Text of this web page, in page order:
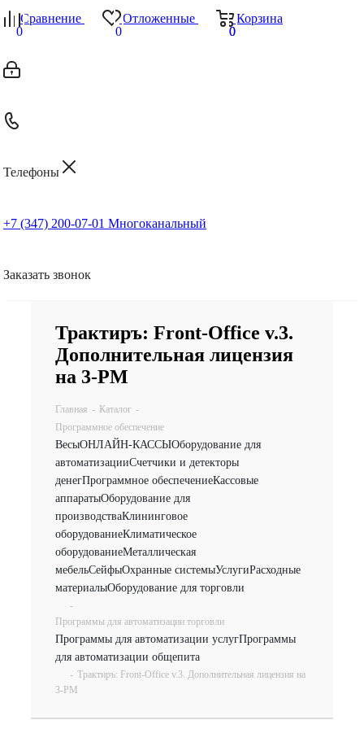
Сравнение
0
Отложенные
0
Корзина
0
0
Телефоны
+7 (347) 200-07-01 Многоканальный
Заказать звонок
Трактиръ: Front-Office v.3.
Дополнительная лицензия
на 3-РМ
Главная - Каталог -
Программное обеспечение
ВесыОНЛАЙН-КАССЫОборудование для
автоматизацииСчетчики и детекторы
денегПрограммное обеспечениеКассовые
аппаратыОборудование для
производстваКлининговое
оборудованиеКлиматическое
оборудованиеМеталлическая
мебельСейфыОхранные системыУслугиРасходные
материалыОборудование для торговли
-
Программы для автоматизации торговли
Программы для автоматизации услугПрограммы
для автоматизации общепита
- Трактиръ: Front-Office v.3. Дополнительная лицензия на
3-РМ